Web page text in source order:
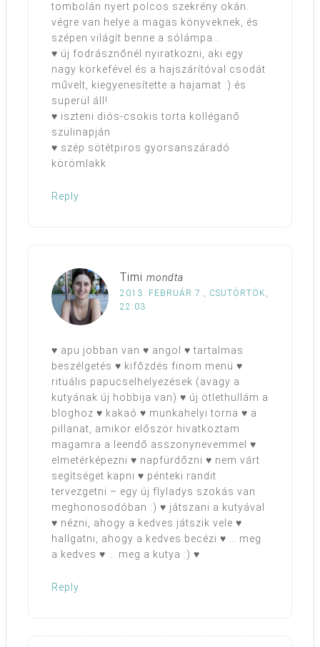
tombolán nyert polcos szekrény okán.
végre van helye a magas könyveknek, és
szépen világít benne a sólámpa…
♥ új fodrásznőnél nyiratkozni, aki egy
nagy körkefével és a hajszárítóval csodát
művelt, kiegyenesítette a hajamat :) és
superül áll!
♥ iszteni diós-csokis torta kolléganő
szülinapján
♥ szép sötétpiros gyorsanszáradó
körömlakk
Reply
Timi mondta
2013. FEBRUÁR 7., CSÜTÖRTÖK,
22:03
♥ apu jobban van ♥ angol ♥ tartalmas
beszélgetés ♥ kifőzdés finom menü ♥
rituális papucselhelyezések (avagy a
kutyának új hobbija van) ♥ új ötlethullám a
bloghoz ♥ kakaó ♥ munkahelyi torna ♥ a
pillanat, amikor először hivatkoztam
magamra a leendő asszonynevemmel ♥
elmetérképezni ♥ napfürdőzni ♥ nem várt
segítséget kapni ♥ pénteki randit
tervezgetni – egy új flyladys szokás van
meghonosodóban :) ♥ játszani a kutyával
♥ nézni, ahogy a kedves játszik vele ♥
hallgatni, ahogy a kedves becézi ♥ … meg
a kedves ♥ … meg a kutya :) ♥
Reply